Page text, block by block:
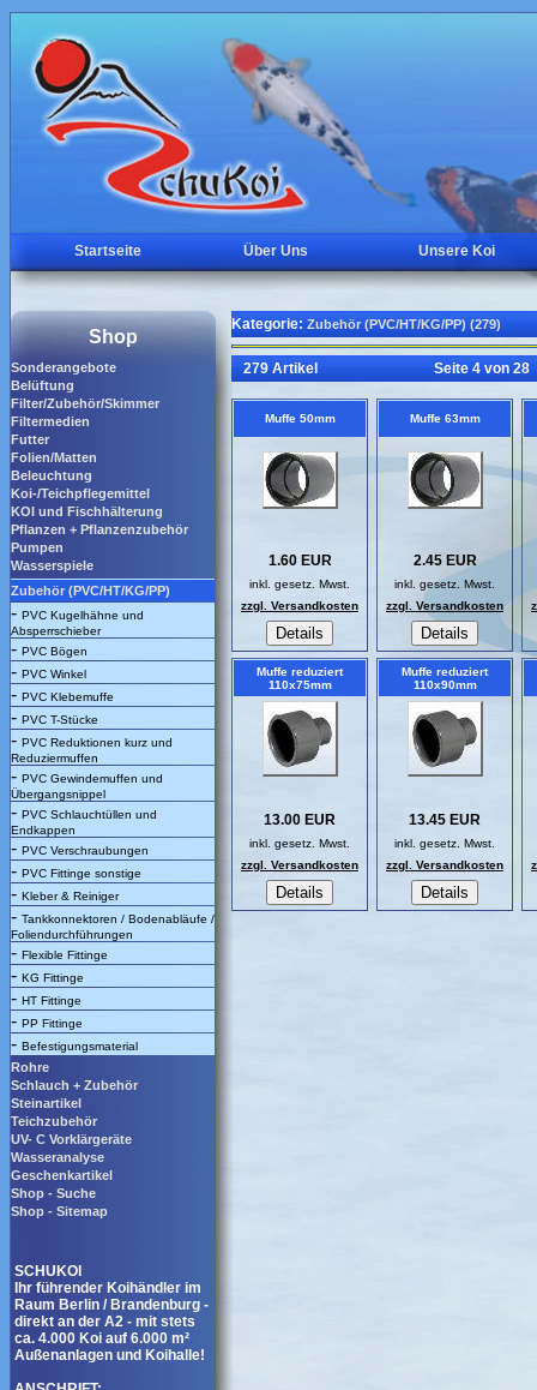
Startseite Über Uns Unsere Koi
Shop
Sonderangebote
Belüftung
Filter/Zubehör/Skimmer
Filtermedien
Futter
Folien/Matten
Beleuchtung
Koi-/Teichpflegemittel
KOI und Fischhälterung
Pflanzen + Pflanzenzubehör
Pumpen
Wasserspiele
Zubehör (PVC/HT/KG/PP)
- PVC Kugelhähne und
Absperrschieber
- PVC Bögen
- PVC Winkel
- PVC Klebemuffe
- PVC T-Stücke
- PVC Reduktionen kurz und
Reduziermuffen
- PVC Gewindemuffen und
Übergangsnippel
- PVC Schlauchtüllen und
Endkappen
- PVC Verschraubungen
- PVC Fittinge sonstige
- Kleber & Reiniger
- Tankkonnektoren / Bodenabläufe /
Foliendurchführungen
- Flexible Fittinge
- KG Fittinge
- HT Fittinge
- PP Fittinge
- Befestigungsmaterial
Rohre
Schlauch + Zubehör
Steinartikel
Teichzubehör
UV- C Vorklärgeräte
Wasseranalyse
Geschenkartikel
Shop - Suche
Shop - Sitemap
SCHUKOI
Ihr führender Koihändler im
Raum Berlin / Brandenburg -
direkt an der A2 - mit stets
ca. 4.000 Koi auf 6.000 m²
Außenanlagen und Koihalle!
Kategorie: Zubehör (PVC/HT/KG/PP) (279)
279 Artikel Seite 4 von 28
Muffe 50mm
1.60 EUR
inkl. gesetz. Mwst.
zzgl. Versandkosten
Muffe 63mm
2.45 EUR
inkl. gesetz. Mwst.
zzgl. Versandkosten
Muffe reduziert
110x75mm
13.00 EUR
inkl. gesetz. Mwst.
zzgl. Versandkosten
Muffe reduziert
110x90mm
13.45 EUR
inkl. gesetz. Mwst.
zzgl. Versandkosten